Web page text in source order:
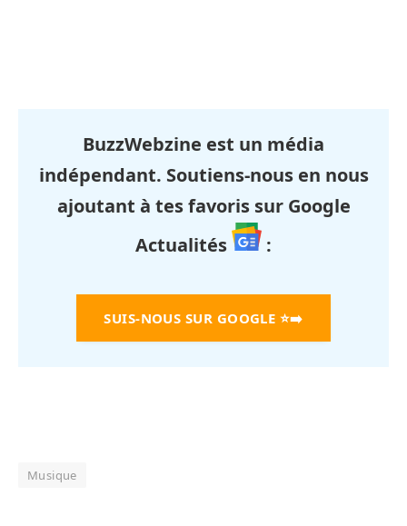
BuzzWebzine est un média
indépendant. Soutiens-nous en nous
ajoutant à tes favoris sur Google
Actualités
:
SUIS-NOUS SUR GOOGLE ⭐➡️
Musique